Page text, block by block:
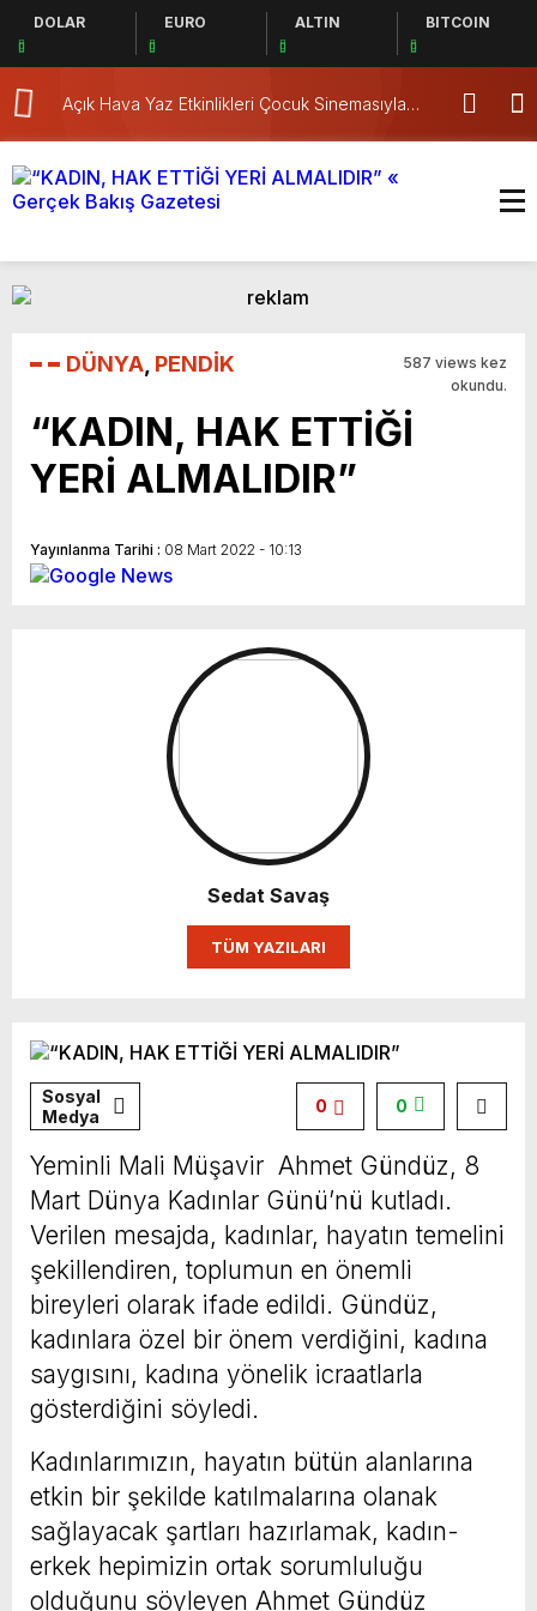
DOLAR EURO ALTIN BITCOIN
Açık Hava Yaz Etkinlikleri Çocuk Sinemasıyla
Başladı
DÜNYA PENDİK
587 views kez
okundu.
“KADIN, HAK ETTİĞİ
YERİ ALMALIDIR”
Yayınlanma Tarihi : 08 Mart 2022 - 10:13
Sedat Savaş
TÜM YAZILARI
Sosyal
Medya
0
0
Yeminli Mali Müşavir Ahmet Gündüz, 8
Mart Dünya Kadınlar Günü’nü kutladı.
Verilen mesajda, kadınlar, hayatın temelini
şekillendiren, toplumun en önemli
bireyleri olarak ifade edildi. Gündüz,
kadınlara özel bir önem verdiğini, kadına
saygısını, kadına yönelik icraatlarla
gösterdiğini söyledi.
Kadınlarımızın, hayatın bütün alanlarına
etkin bir şekilde katılmalarına olanak
sağlayacak şartları hazırlamak, kadın-
erkek hepimizin ortak sorumluluğu
olduğunu söyleyen Ahmet Gündüz